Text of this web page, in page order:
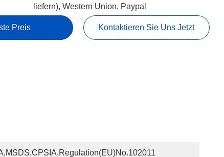
liefern), Western Union, Paypal
Preis Kontaktieren Sie Uns Jetzt